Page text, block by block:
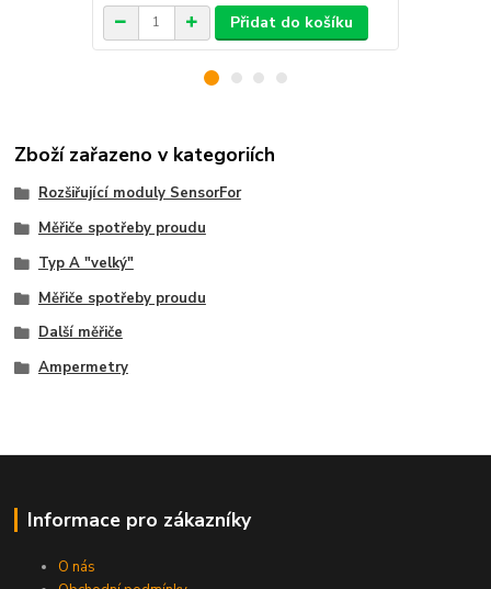
Přidat do košíku
Zboží zařazeno v kategoriích
Rozšiřující moduly SensorFor
Měřiče spotřeby proudu
Typ A "velký"
Měřiče spotřeby proudu
Další měřiče
Ampermetry
Informace pro zákazníky
O nás